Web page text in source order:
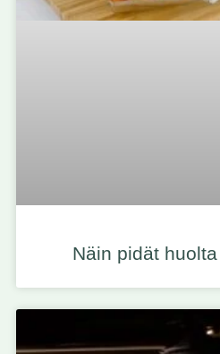
Näin pidät